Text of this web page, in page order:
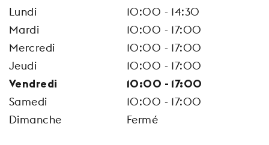
Lundi
10:00 - 14:30
Mardi
10:00 - 17:00
Mercredi
10:00 - 17:00
Jeudi
10:00 - 17:00
Vendredi 10:00 - 17:00
Samedi
10:00 - 17:00
Dimanche
Fermé